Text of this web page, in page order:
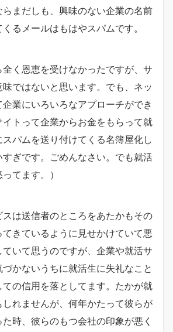
らまだしも、興味のない企業の名前
るメールはもはやスパムです。
く恩恵を受けなかったですが、サ
ではないと思います。でも、ネッ
企業にいろいろなアプローチができ
トって企業からお金をもらって就
パムを送り付けてくる名簿屋化し
ぎです。ごめんなさい。でも就活
てます。）
は送信者のところをあたかもその
きているように見せかけていて悪
いて思うのですが、企業や就活サ
かないうちに就活生に失礼なこと
ての信用を落としてます。たかが就
れませんが、何年かたって彼らが
時、彼らのもつ会社の印象が悪く